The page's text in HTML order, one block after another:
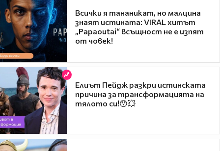
Всички я тананикат, но малцина
знаят истината: VIRAL хитът
„Papaoutai“ всъщност не е изпят
от човек!
Елиът Пейдж разкри истинската
причина за трансформацията на
тялото си!😯💥